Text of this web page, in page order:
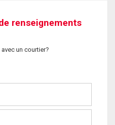
renseignements
un courtier?